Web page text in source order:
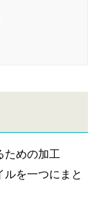
ための加工
ルを一つにまと